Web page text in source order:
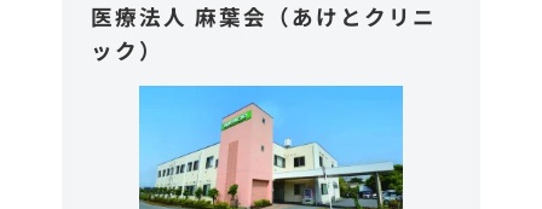
医療法人 麻葉会（あけとクリニ
ック ）